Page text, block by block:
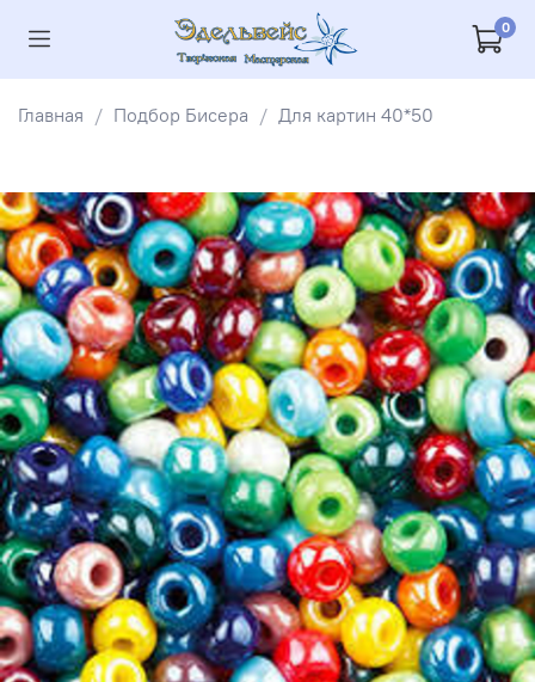
0
Главная Подбор Бисера Для картин 40*50